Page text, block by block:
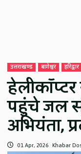
उत्तराखण्ड बागेश्वर हरिद्वार
पहुंचे जल
अभियंता,
01 Apr, 2026 Khabar